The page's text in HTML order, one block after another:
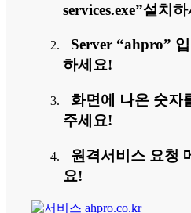
services.exe”설치
Server “ahpro”
하세요!
화면에 나온 숫자
주세요!
원격서비스 요청
요!